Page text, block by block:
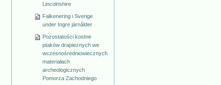
Lincolnshire
Falkenering i Sverige
under Ingre järnålder
Pozostatości kostne
ptaków drapieznych we
wczesnośredniowiecznych
materiałach
archeologicznych
Pomorza Zachodniego